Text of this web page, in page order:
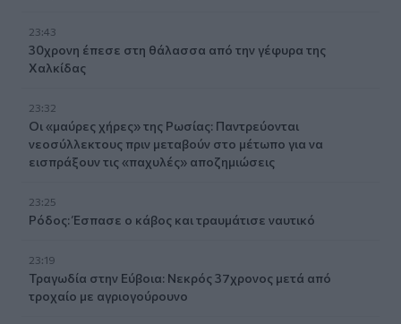
23:43
30χρονη έπεσε στη θάλασσα από την γέφυρα της
Χαλκίδας
23:32
Οι «μαύρες χήρες» της Ρωσίας: Παντρεύονται
νεοσύλλεκτους πριν μεταβούν στο μέτωπο για να
εισπράξουν τις «παχυλές» αποζημιώσεις
23:25
Ρόδος: Έσπασε ο κάβος και τραυμάτισε ναυτικό
23:19
Τραγωδία στην Εύβοια: Νεκρός 37χρονος μετά από
τροχαίο με αγριογούρουνο